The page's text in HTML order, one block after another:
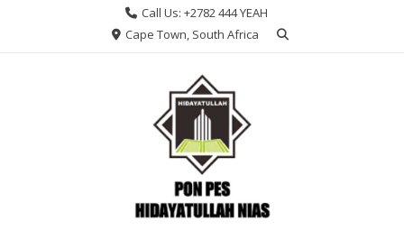
Call Us: +2782 444 YEAH
Cape Town, South Africa